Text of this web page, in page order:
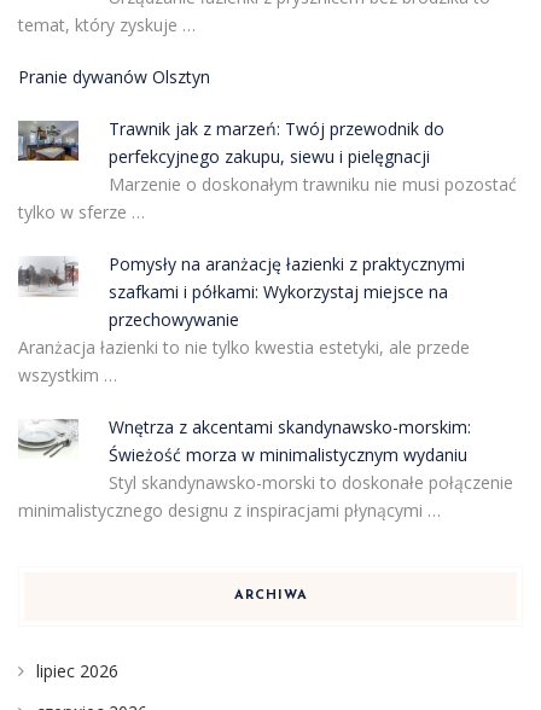
temat, który zyskuje …
Pranie dywanów Olsztyn
Trawnik jak z marzeń: Twój przewodnik do
perfekcyjnego zakupu, siewu i pielęgnacji
Marzenie o doskonałym trawniku nie musi pozostać
tylko w sferze …
Pomysły na aranżację łazienki z praktycznymi
szafkami i półkami: Wykorzystaj miejsce na
przechowywanie
Aranżacja łazienki to nie tylko kwestia estetyki, ale przede
wszystkim …
Wnętrza z akcentami skandynawsko-morskim:
Świeżość morza w minimalistycznym wydaniu
Styl skandynawsko-morski to doskonałe połączenie
minimalistycznego designu z inspiracjami płynącymi …
ARCHIWA
lipiec 2026